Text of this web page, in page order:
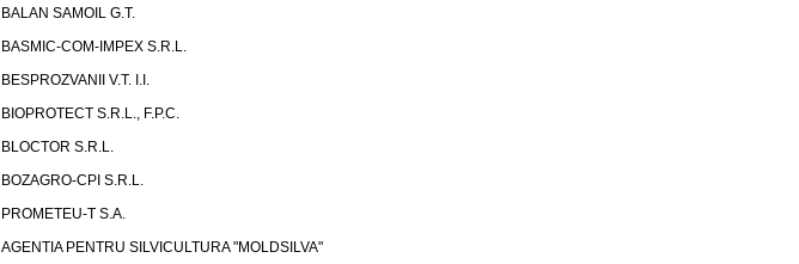
BALAN SAMOIL G.T.
BASMIC-COM-IMPEX S.R.L.
BESPROZVANII V.T. I.I.
BIOPROTECT S.R.L., F.P.C.
BLOCTOR S.R.L.
BOZAGRO-CPI S.R.L.
PROMETEU-T S.A.
AGENTIA PENTRU SILVICULTURA "MOLDSILVA"